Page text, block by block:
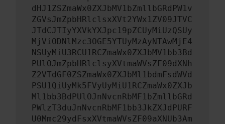
dHJ1ZSZmaWx0ZXJbMV1bZmllbGRdPW1v
ZGVsJmZpbHRlclsxXVt2YWx1ZV09JTVC
JTdCJTIyYXVkYXJpc19pZCUyMiUzQSUy
MjViODNlMzc3OGE5YTUyMzAyNTAwMjE4
NSUyMiU3RCU1RCZmaWx0ZXJbMV1bb3Bd
PUlOJmZpbHRlclsyXVtmaWVsZF09dXNh
Z2VTdGF0ZSZmaWx0ZXJbMl1bdmFsdWVd
PSU1QiUyMk5FVyUyMiU1RCZmaWx0ZXJb
Ml1bb3BdPUlOJnNvcnRbMF1bZmllbGRd
PWlzT3duJnNvcnRbMF1bb3JkZXJdPURF
U0Mmc29ydFsxXVtmaWVsZF09aXNUb3Am